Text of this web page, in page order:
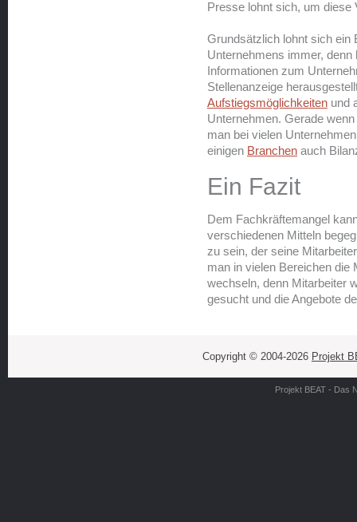
Presse lohnt sich, um diese
Grundsätzlich lohnt sich ein
Unternehmens immer, denn
Informationen zum
Stellenanzeige
Aufstiegsmöglichkeiten und
Unternehmen. Gerade
man bei vielen
einigen Branchen auch
Ein Fazit
Dem Fachkräftemangel
verschiedenen Mitteln
zu sein, der seine
man in vielen Bereichen die
wechseln, denn Mitarbeiter
gesucht und die Angebote
Copyright © 2004-2026 Projekt
Projekt BEAT - Das